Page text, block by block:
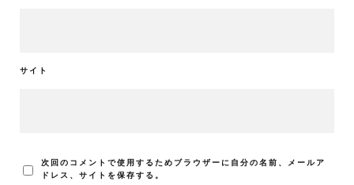
サイト
次回のコメントで使用するためブラウザーに自分の名前、メールア
ドレス、サイトを保存する。